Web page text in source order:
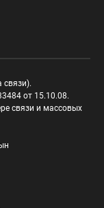
связи).
от 15.10.08.
связи и массовых